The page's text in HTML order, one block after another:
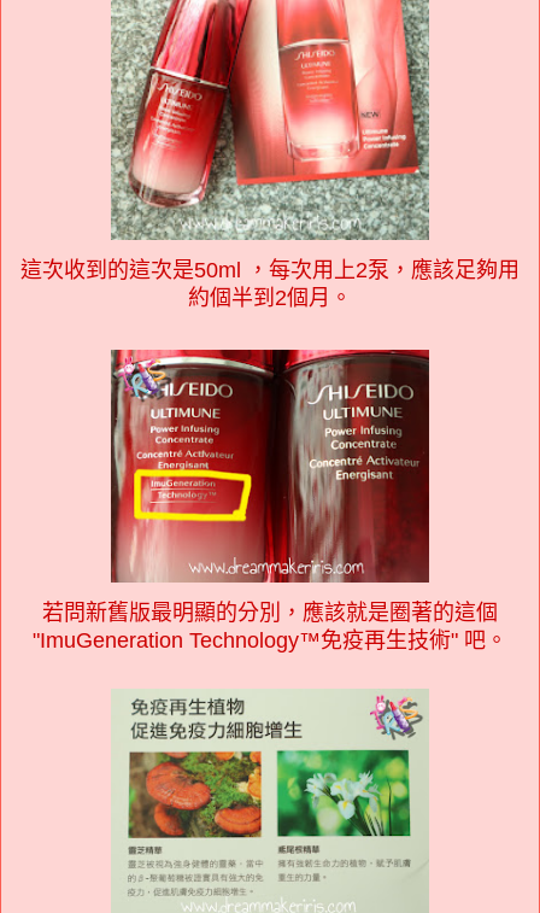
這次收到的這次是50ml ，每次用上2泵，應該足夠用
約個半到2個月。
若問新舊版最明顯的分別，應該就是圈著的這個
"ImuGeneration Technology™免疫再生技術" 吧。